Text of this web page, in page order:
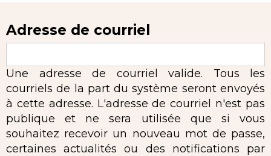
Adresse de courriel
Une adresse de courriel valide. Tous les
courriels de la part du système seront envoyés
à cette adresse. L'adresse de courriel n'est pas
publique et ne sera utilisée que si vous
souhaitez recevoir un nouveau mot de passe,
certaines actualités ou des notifications par